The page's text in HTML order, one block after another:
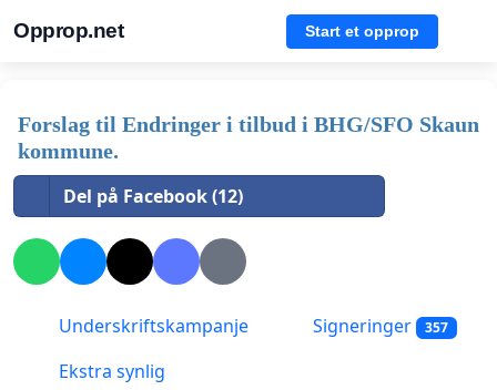
Opprop.net Start et opprop
Forslag til Endringer i tilbud i BHG/SFO Skaun
kommune.
Del på Facebook (12)
Underskriftskampanje Signeringer 357
Ekstra synlig